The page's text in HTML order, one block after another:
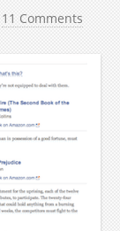
11 Comments